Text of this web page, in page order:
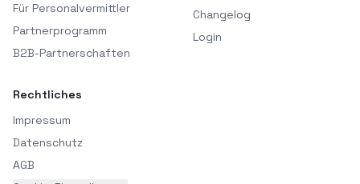
Für Personalvermittler
Partnerprogramm
B2B-Partnerschaften
Changelog
Login
Rechtliches
Impressum
Datenschutz
AGB